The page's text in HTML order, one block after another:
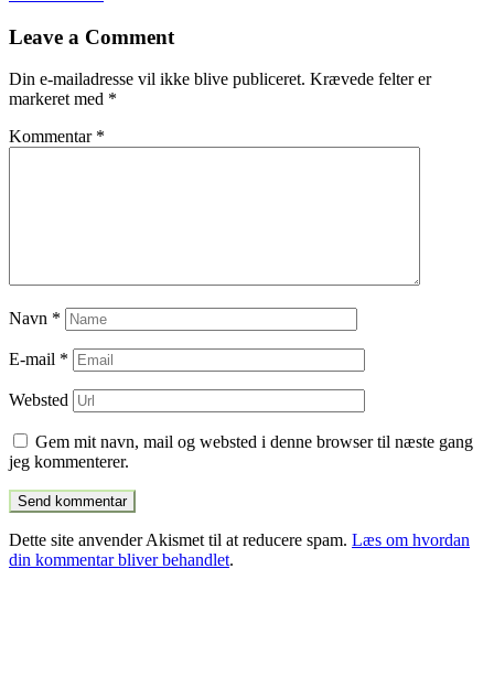
til
Leave a Comment
Din e-mailadresse vil ikke blive publiceret. Krævede felter er
markeret med *
Kommentar *
Navn *
E-mail *
Websted
Gem mit navn, mail og websted i denne browser til næste gang
jeg kommenterer.
Dette site anvender Akismet til at reducere spam. Læs om hvordan
din kommentar bliver behandlet.